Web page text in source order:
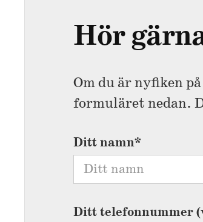
Hör
Om du är nyfiken
formuläret nedan.
Ditt namn*
Ditt telefonnummer